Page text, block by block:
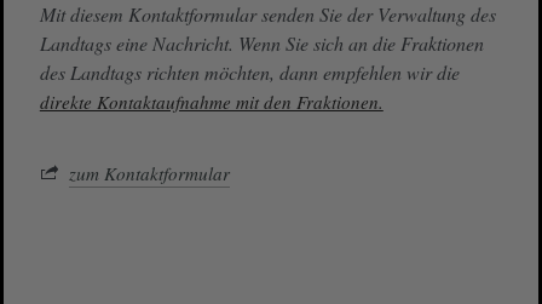
Mit diesem Kontaktformular senden Sie der Verwaltung des
Landtags eine Nachricht. Wenn Sie sich an die Fraktionen
des Landtags richten möchten, dann empfehlen wir die
direkte Kontaktaufnahme mit den Fraktionen.
zum Kontaktformular